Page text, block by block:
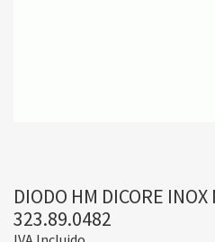
DIODO HM DICORE
323.89.0482